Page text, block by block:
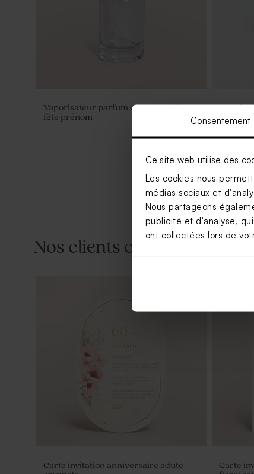
Consentement
Ce site web utilise des
Les cookies nous
médias sociaux et
Nous partageons
publicité et d'analyse,
ont collectées lors de
Vaporisateur parfum en verre vide
fête prénom
Bougie
anniversaire goût poire 750 gr (± 190
Moulin
Nos clients ont aussi aimé...
Carte invitation anniversaire adute
Carte